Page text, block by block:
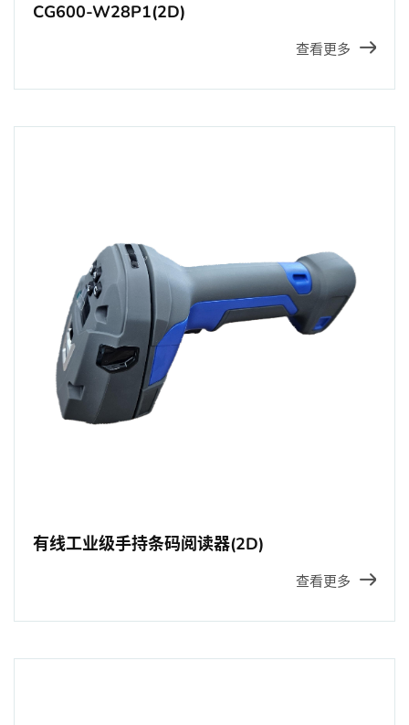
CG600-W28P1(2D)
查看更多
有线工业级手持条码阅读器(2D)
查看更多